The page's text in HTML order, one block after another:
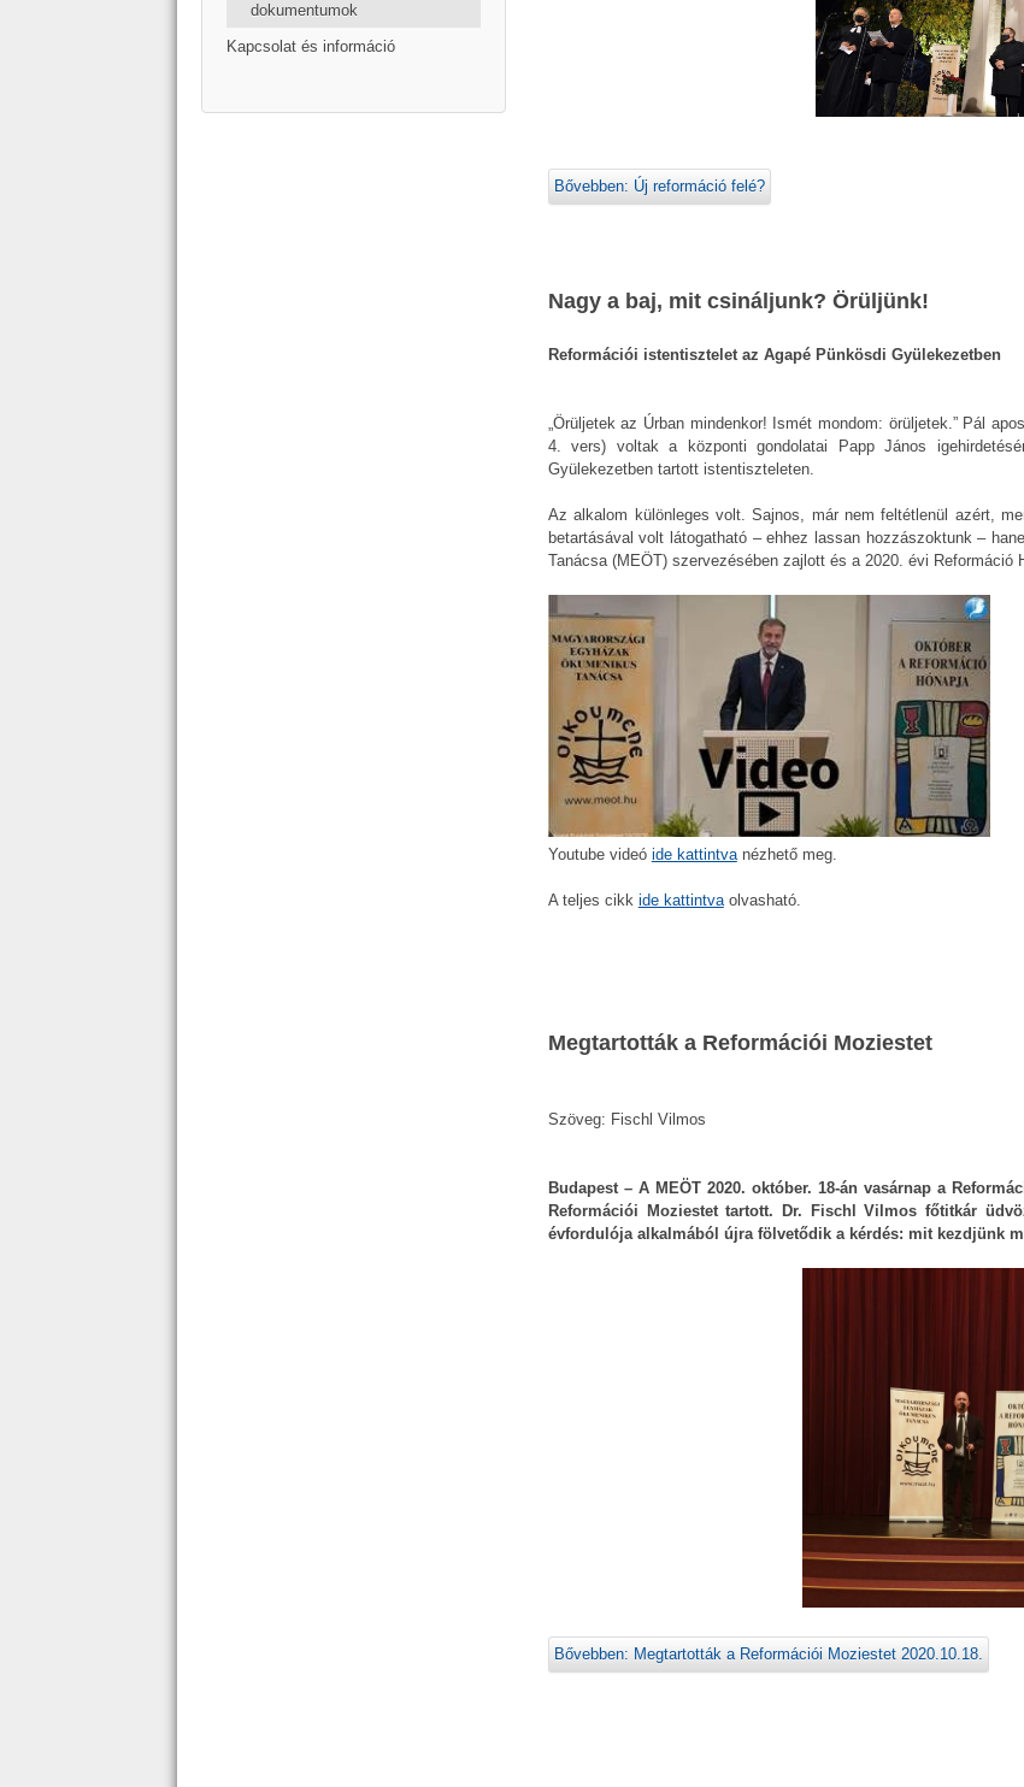
dokumentumok
Kapcsolat és információ
Bővebben: Új reformáció felé?
Nagy a baj, mit csináljunk? Örüljünk!
Reformációi istentisztelet az Agapé Pünkösdi Gyülekezetben
„Örüljetek az Úrban mindenkor! Ismét mondom: örüljetek.” Pál
4. vers) voltak a központi gondolatai Papp János
Gyülekezetben tartott istentiszteleten.
Az alkalom különleges volt. Sajnos, már nem feltétlenül azért,
betartásával volt látogatható – ehhez lassan hozzászoktunk –
Tanácsa (MEÖT) szervezésében zajlott és a 2020. évi Reformáció
Youtube videó ide kattintvanézhető meg.
A teljes cikk ide kattintvaolvasható.
Megtartották a Reformációi Moziestet
Szöveg: Fischl Vilmos
Budapest – A MEÖT 2020. október. 18-án vasárnap a
Reformációi Moziestet tartott. Dr. Fischl Vilmos főtitkár
évfordulója alkalmából újra fölvetődik a kérdés: mit kezdjünk
Bővebben: Megtartották a Reformációi Moziestet 2020.10.18.